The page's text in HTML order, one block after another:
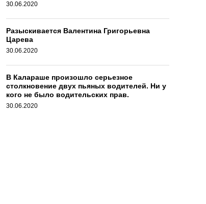
30.06.2020
Разыскивается Валентина Григорьевна
Царева
30.06.2020
В Калараше произошло серьезное
столкновение двух пьяных водителей. Ни у
кого не было водительских прав.
30.06.2020